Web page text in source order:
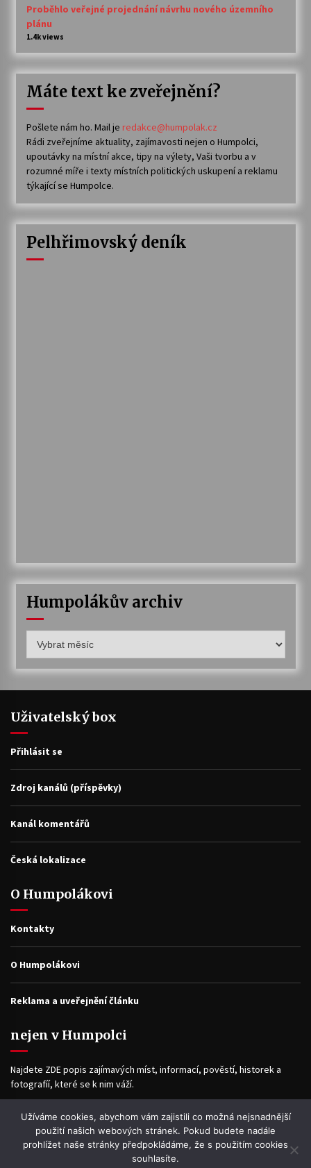
Proběhlo veřejné projednání návrhu nového územního
plánu
1.4k views
Máte text ke zveřejnění?
Pošlete nám ho. Mail je redakce@humpolak.cz
Rádi zveřejníme aktuality, zajímavosti nejen o Humpolci,
upoutávky na místní akce, tipy na výlety, Vaši tvorbu a v
rozumné míře i texty místních politických uskupení a reklamu
týkající se Humpolce.
Pelhřimovský deník
Humpolákův archiv
archiv
Uživatelský box
Přihlásit se
Zdroj kanálů (příspěvky)
Kanál komentářů
Česká lokalizace
O Humpolákovi
Kontakty
O Humpolákovi
Reklama a uveřejnění článku
nejen v Humpolci
Najdete ZDE popis zajímavých míst, informací, pověstí, historek a
fotografíí, které se k nim váží.
Facebook
Užíváme cookies, abychom vám zajistili co možná nejsnadnější
použití našich webových stránek. Pokud budete nadále
prohlížet naše stránky předpokládáme, že s použitím cookies
souhlasíte.